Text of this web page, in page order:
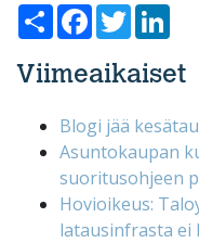
ShareFacebook
Twitter
Viimeaikaiset
Blogi jää
Asuntokaupan
suoritusohjeen
Hovioikeus:
latausinfrasta